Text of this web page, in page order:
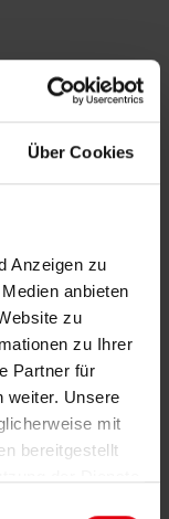
Über Cookies
Anzeigen zu
anbieten
zu
zu Ihrer
Partner für
weiter. Unsere
mit
bereitgestellt